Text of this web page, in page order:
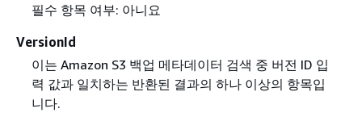
필수 항목 여부: 아니요
VersionId
이는 Amazon S3 백업 메타데이터 검색 중 버전 ID 입
력 값과 일치하는 반환된 결과의 하나 이상의 항목입
니다.